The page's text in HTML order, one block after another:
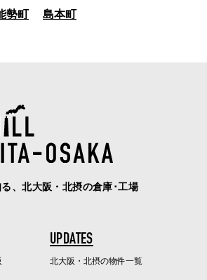
勢町 島本町
る、北大阪・北摂の倉庫･工場
UPDATES
北大阪・北摂の物件一覧